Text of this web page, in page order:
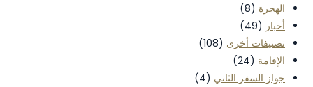
الهجرة (8)
أخبار (49)
تصنيفات أخرى (108)
الإقامة (24)
جواز السفر الثاني (4)